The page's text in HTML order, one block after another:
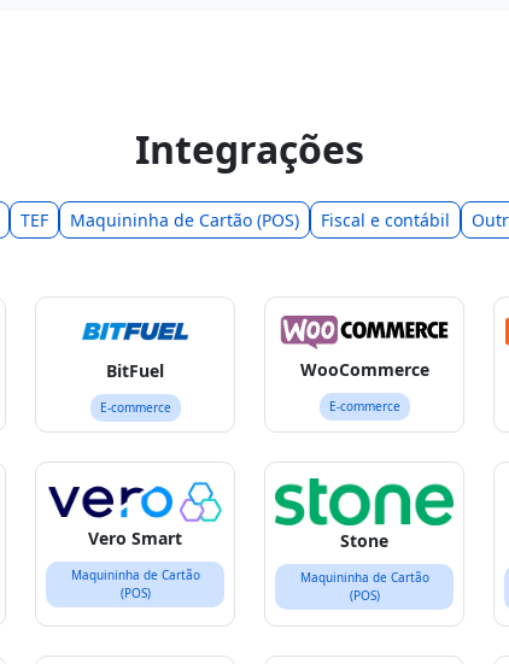
Integrações
TEF Maquininha de Cartão (POS) Fiscal e contábil
BitFuel
E-commerce
WooCommerce
E-commerce
Vero Smart
Maquininha de Cartão
(POS)
Stone
Maquininha de Cartão
(POS)